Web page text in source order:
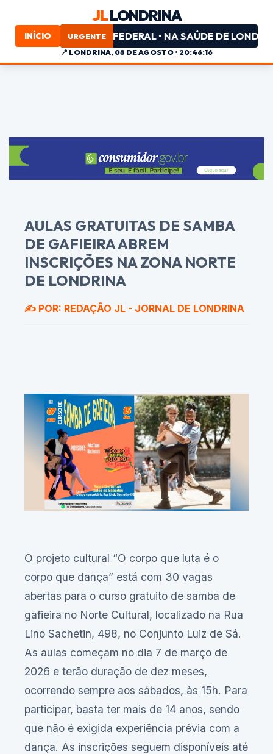
JLLONDRINA
INÍCIO URGENTE
DEPUTADO FEDERAL • NA SAÚDE DE
📍 LONDRINA, 08 DE AGOSTO • 20:46:16
AULAS GRATUITAS DE SAMBA
DE GAFIEIRA ABREM
INSCRIÇÕES NA ZONA NORTE
DE LONDRINA
✍️ POR: REDAÇÃO JL - JORNAL DE LONDRINA
O projeto cultural “O corpo que luta é o
corpo que dança” está com 30 vagas
abertas para o curso gratuito de samba de
gafieira no Norte Cultural, localizado na Rua
Lino Sachetin, 498, no Conjunto Luiz de Sá.
As aulas começam no dia 7 de março de
2026 e terão duração de dez meses,
ocorrendo sempre aos sábados, às 15h. Para
participar, basta ter mais de 14 anos, sendo
que não é exigida experiência prévia com a
dança. As inscrições seguem disponíveis até